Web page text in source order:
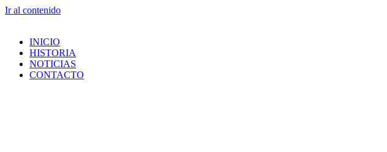
Ir al contenido
INICIO
HISTORIA
NOTICIAS
CONTACTO